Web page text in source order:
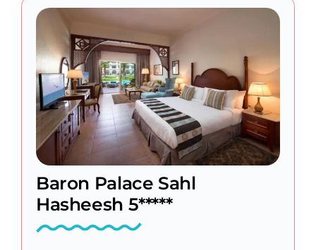
Baron Palace Sahl
Hasheesh 5*****